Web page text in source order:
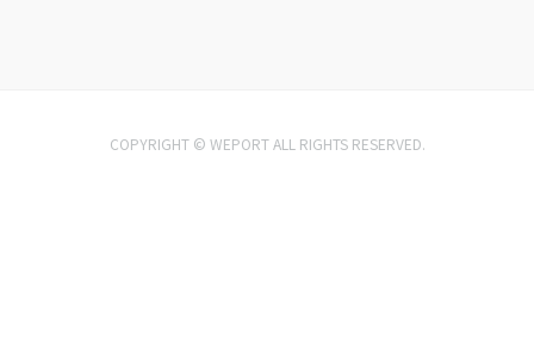
COPYRIGHT © WEPORT ALL RIGHTS RESERVED.